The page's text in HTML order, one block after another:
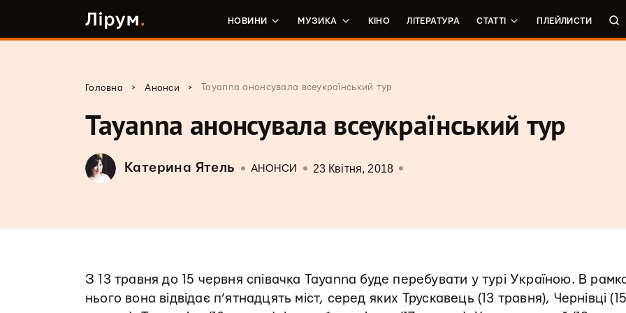
НОВИНИ МУЗИКА КІНО ЛІТЕРАТУРА СТАТТІ ПЛЕЙЛИСТИ
Головна > Анонси > Tayanna анонсувала всеукраїнський тур
Tayanna анонсувала всеукраїнський тур
Катерина Ятель АНОНСИ 23 Квітня, 2018
З 13 травня до 15 червня співачка Tayanna буде перебувати у турі Україною. В
нього вона відвідає п’ятнадцять міст, серед яких Трускавець (13 травня), Чернівці